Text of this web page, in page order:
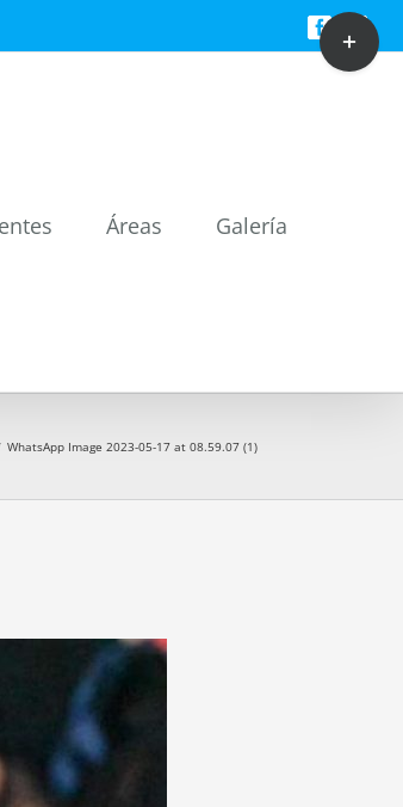
Facebook
Áreas Galería
WhatsApp Image 2023-05-17 at 08.59.07 (1)
Toggle
Sliding